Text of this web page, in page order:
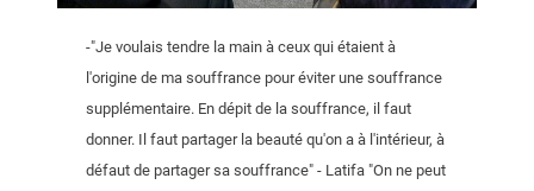
-"Je voulais tendre la main à ceux qui étaient à
l'origine de ma souffrance pour éviter une souffrance
supplémentaire. En dépit de la souffrance, il faut
donner. Il faut partager la beauté qu'on a à l'intérieur, à
défaut de partager sa souffrance" - Latifa "On ne peut